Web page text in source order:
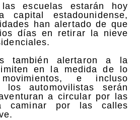
escuelas estarán hoy
capital estadounidense,
han alertado de que
días en retirar la nieve
también alertaron a la
en la medida de lo
e incluso
los automovilistas serán
a circular por las
caminar por las calles